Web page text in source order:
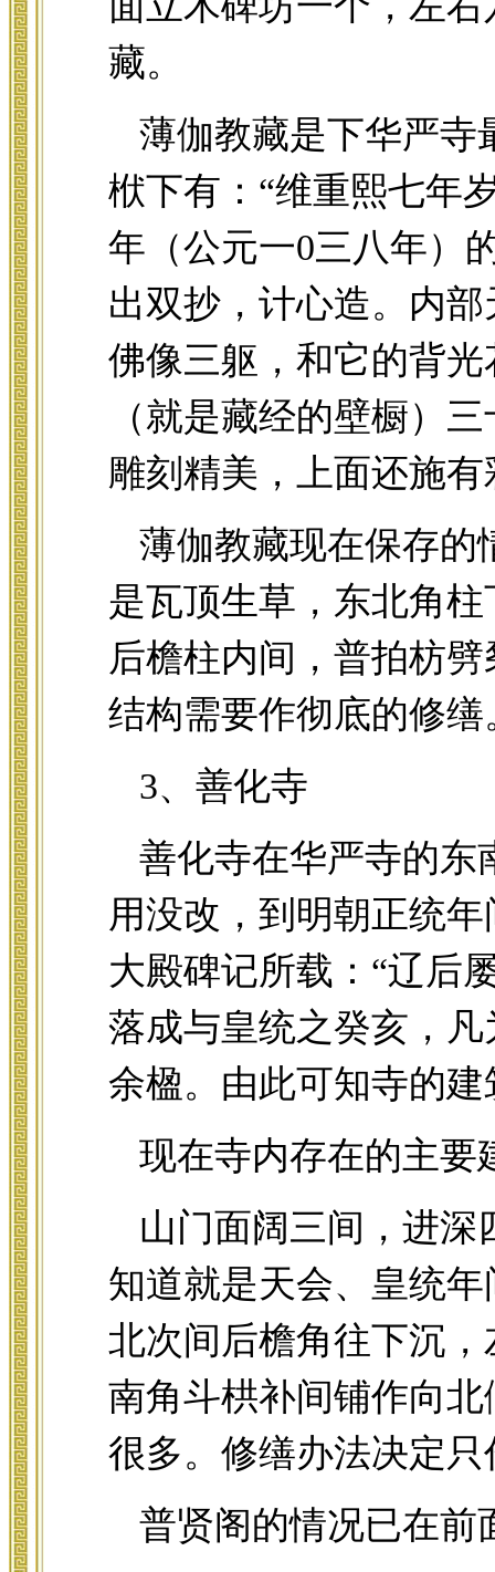
藏。
薄伽教藏是下华严寺
栿下有：“维重熙七年
年（公元一0三八年）
出双抄，计心造。内
佛像三躯，和它的背
（就是藏经的壁橱）
雕刻精美，上面还施
薄伽教藏现在保存的
是瓦顶生草，东北角
后檐柱内间，普拍枋
结构需要作彻底的修缮
3、善化寺
善化寺在华严寺的东
用没改，到明朝正统
大殿碑记所载：“辽后
落成与皇统之癸亥，
余楹。由此可知寺的
现在寺内存在的主要
山门面阔三间，进深
知道就是天会、皇统
北次间后檐角往下沉
南角斗栱补间铺作向
很多。修缮办法决定
普贤阁的情况已在前